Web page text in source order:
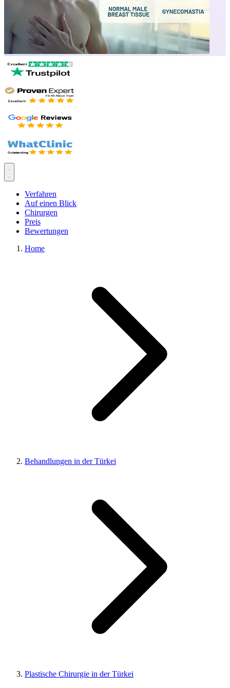
Verfahren
Auf einen Blick
Chirurgen
Preis
Bewertungen
Home
Behandlungen in der Türkei
Plastische Chirurgie in der Türkei